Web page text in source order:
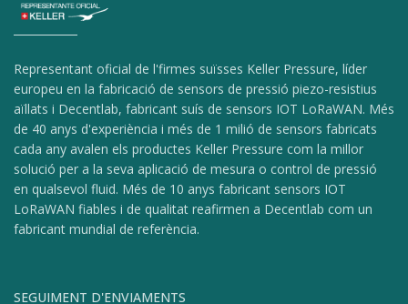
Representant oficial de l'firmes suïsses Keller Pressure, líder
europeu en la fabricació de sensors de pressió piezo-resistius
aïllats i Decentlab, fabricant suís de sensors IOT LoRaWAN. Més
de 40 anys d'experiència i més de 1 milió de sensors fabricats
cada any avalen els productes Keller Pressure com la millor
solució per a la seva aplicació de mesura o control de pressió
en qualsevol fluid. Més de 10 anys fabricant sensors IOT
LoRaWAN fiables i de qualitat reafirmen a Decentlab com un
fabricant mundial de referència.
SEGUIMENT D'ENVIAMENTS